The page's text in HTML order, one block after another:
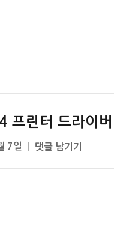
저
렴
게
프린터 드라이버
7일
삼
댓글 남기기